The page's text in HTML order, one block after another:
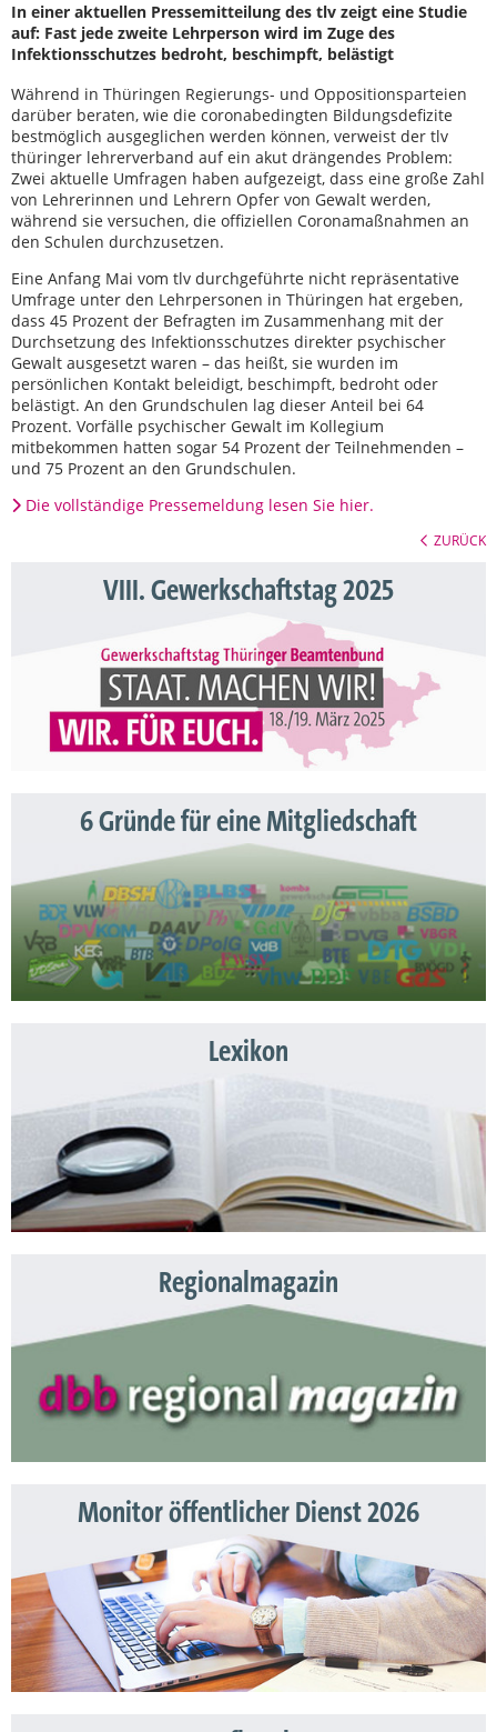
In einer aktuellen Pressemitteilung des tlv zeigt eine Studie
auf: Fast jede zweite Lehrperson wird im Zuge des
Infektionsschutzes bedroht, beschimpft, belästigt
Während in Thüringen Regierungs- und Oppositionsparteien
darüber beraten, wie die coronabedingten Bildungsdefizite
bestmöglich ausgeglichen werden können, verweist der tlv
thüringer lehrerverband auf ein akut drängendes Problem:
Zwei aktuelle Umfragen haben aufgezeigt, dass eine große Zahl
von Lehrerinnen und Lehrern Opfer von Gewalt werden,
während sie versuchen, die offiziellen Coronamaßnahmen an
den Schulen durchzusetzen.
Eine Anfang Mai vom tlv durchgeführte nicht repräsentative
Umfrage unter den Lehrpersonen in Thüringen hat ergeben,
dass 45 Prozent der Befragten im Zusammenhang mit der
Durchsetzung des Infektionsschutzes direkter psychischer
Gewalt ausgesetzt waren – das heißt, sie wurden im
persönlichen Kontakt beleidigt, beschimpft, bedroht oder
belästigt. An den Grundschulen lag dieser Anteil bei 64
Prozent. Vorfälle psychischer Gewalt im Kollegium
mitbekommen hatten sogar 54 Prozent der Teilnehmenden –
und 75 Prozent an den Grundschulen.
Die vollständige Pressemeldung lesen Sie hier.
ZURÜCK
VIII. Gewerkschaftstag 2025
6 Gründe für eine Mitgliedschaft
Lexikon
Regionalmagazin
Monitor öffentlicher Dienst 2026